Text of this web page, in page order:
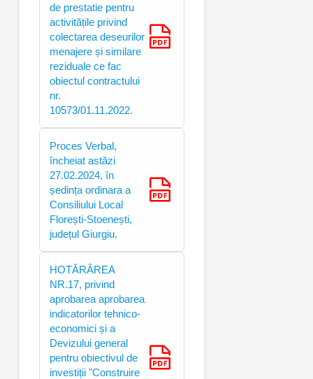
de prestatie pentru
activitățile privind
colectarea deseurilor
menajere și similare
reziduale ce fac
obiectul contractului
nr.
10573/01.11.2022.
Proces Verbal,
încheiat astăzi
27.02.2024, în
ședința ordinara a
Consiliului Local
Florești-Stoenești,
județul Giurgiu.
HOTĂRÂREA
NR.17, privind
aprobarea aprobarea
indicatorilor tehnico-
economici și a
Devizului general
pentru obiectivul de
investiții "Construire